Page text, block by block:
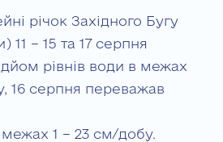
річок Західного Бугу
11 – 15 та 17 серпня
рівнів води в межах
16 серпня переважав
межах 1 – 23 см/добу.